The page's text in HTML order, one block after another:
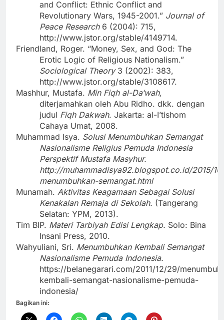
and Conflict: Ethnic Conflict and
Revolutionary Wars, 1945-2001.” Journal of
Peace Research6 (2004): 715,
http://www.jstor.org/stable/4149714.
Friendland, Roger. “Money, Sex, and God: The
Erotic Logic of Religious Nationalism.”
Sociological Theory3 (2002): 383,
http://www.jstor.org/stable/3108617.
Mashhur, Mustafa. Min Fiqh al-Da‘wah,
diterjamahkan oleh Abu Ridho. dkk. dengan
judul Fiqh Dakwah. Jakarta: al-I’tishom
Cahaya Umat, 2008.
Muhammad Isya. Solusi Menumbuhkan Semangat
Nasionalisme Religius Pemuda Indonesia
Perspektif Mustafa Masyhur.
http://muhammadisya92.blogspot.co.id/2015/
menumbuhkan-semangat.html
Munamah. Aktivitas Keagamaan Sebagai Solusi
Kenakalan Remaja di Sekolah. (Tangerang
Selatan: YPM, 2013).
Tim BIP. Materi Tarbiyah Edisi Lengkap. Solo: Bina
Insani Press, 2010.
Wahyuliani, Sri. Menumbuhkan Kembali Semangat
Nasionalisme Pemuda Indonesia.
https://belanegarari.com/2011/12/29/
kembali-semangat-nasionalisme-pemuda-
indonesia/
Bagikan ini: